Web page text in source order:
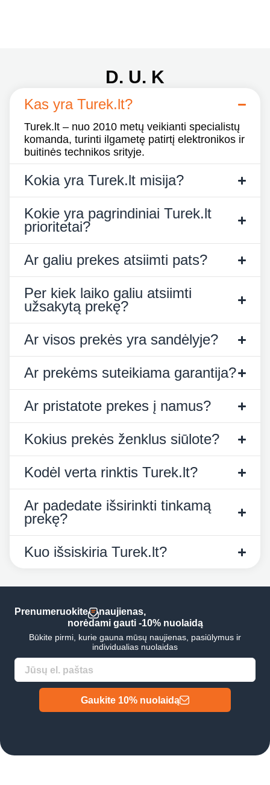
D. U. K
Kas yra Turek.lt?
Turek.lt – nuo 2010 metų veikianti specialistų
komanda, turinti ilgametę patirtį elektronikos ir
buitinės technikos srityje.
Kokia yra Turek.lt misija?
Kokie yra pagrindiniai Turek.lt
prioritetai?
Ar galiu prekes atsiimti pats?
Per kiek laiko galiu atsiimti
užsakytą prekę?
Ar visos prekės yra sandėlyje?
Ar prekėms suteikiama garantija?
Ar pristatote prekes į namus?
Kokius prekės ženklus siūlote?
Kodėl verta rinktis Turek.lt?
Ar padedate išsirinkti tinkamą
prekę?
Kuo išsiskiria Turek.lt?
Prenumeruokite
naujienas,
norėdami gauti -10% nuolaidą
Būkite pirmi, kurie gauna mūsų naujienas, pasiūlymus ir
individualias nuolaidas
Gaukite 10% nuolaidą